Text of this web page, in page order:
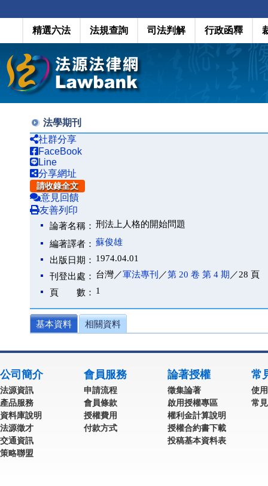
精選六法 法規查詢 司法判解 行政函釋
法學期刊
社群分享
FaceBook
Line
分享網址
請收錄全文
意見回饋
友善列印
論著名稱： 刑法上人格的開始問題
編著譯者： 蘇俊雄
出版日期： 1974.04.01
刊登出處： 台灣／軍法專刊 ／第 20 卷 第 4 期 ／28 頁
頁 數： 1
基本資料 相關資料
公司簡介
法源資訊
產品服務
資料庫說明
法源徵才
交通資訊
策略聯盟
會員服務
申請流程
會員條款
授權費用
付款方式
論著授權
徵集論著
啟用授權專區
權利金計算說明
授權合約書下載
投稿基本資料表
常
使
常